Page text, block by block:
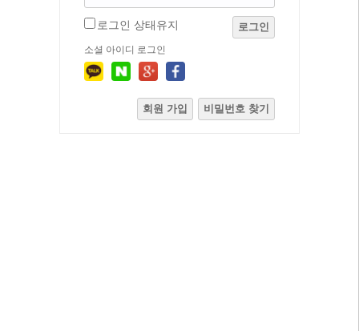
로그인 상태유지 로그인
소셜 아이디 로그인
회원 가입 비밀번호 찾기